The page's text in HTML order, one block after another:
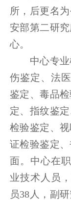
所，后更名
安部第二研
心。
中心专业
伤鉴定、法
鉴定、毒品
定、指纹鉴
检验鉴定、
证检验鉴定
面。中心在
业技术人员
员38人，副